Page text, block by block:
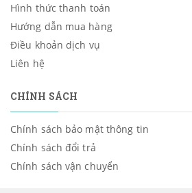
Hình thức thanh toán
Hướng dẫn mua hàng
Điều khoản dịch vụ
Liên hệ
CHÍNH SÁCH
Chính sách bảo mật thông tin
Chính sách đổi trả
Chính sách vận chuyển